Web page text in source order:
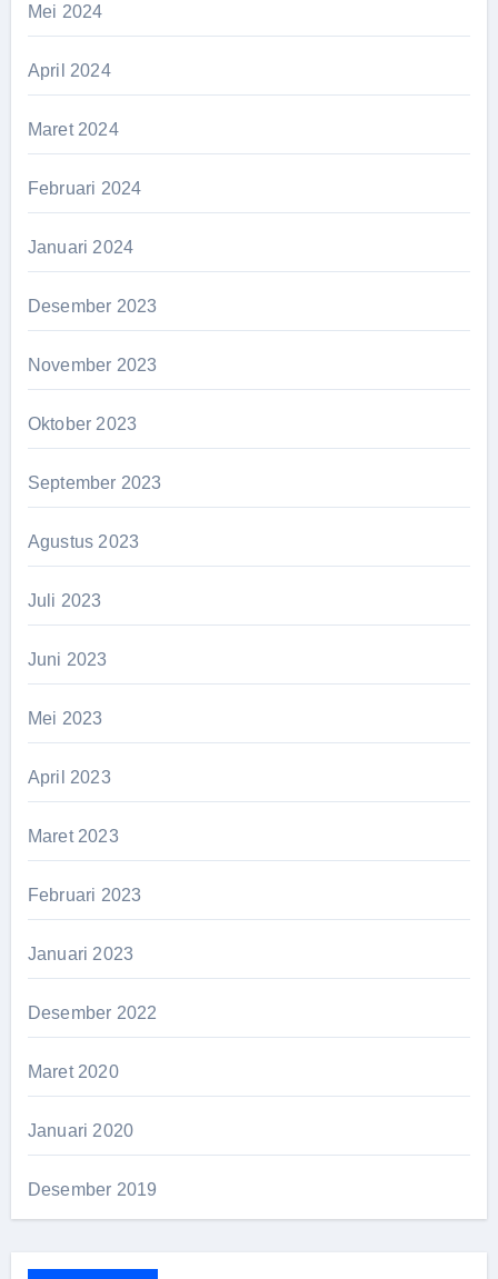
Mei 2024
April 2024
Maret 2024
Februari 2024
Januari 2024
Desember 2023
November 2023
Oktober 2023
September 2023
Agustus 2023
Juli 2023
Juni 2023
Mei 2023
April 2023
Maret 2023
Februari 2023
Januari 2023
Desember 2022
Maret 2020
Januari 2020
Desember 2019